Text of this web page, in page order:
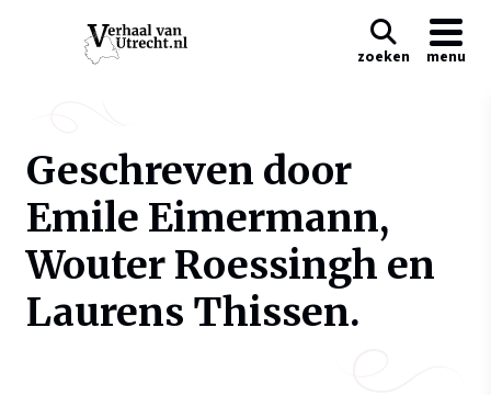
zoeken menu
Geschreven door
Emile Eimermann,
Wouter Roessingh en
Laurens Thissen.